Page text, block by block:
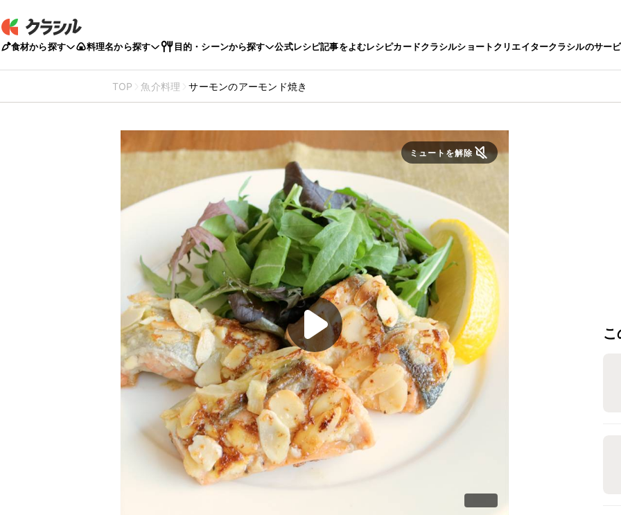
食材から探す 料理名から探す 目的・シーンから探す 公式レシピ記事をよむレシピカードクラシルショートクリエイタークラシルのサー
TOP 魚介料理 サーモンのアーモンド焼き
ミュートを解除